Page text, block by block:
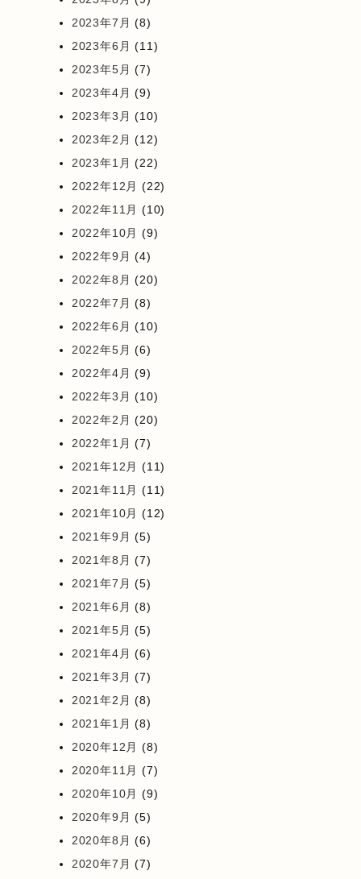
2023年7月 (8)
2023年6月 (11)
2023年5月 (7)
2023年4月 (9)
2023年3月 (10)
2023年2月 (12)
2023年1月 (22)
2022年12月 (22)
2022年11月 (10)
2022年10月 (9)
2022年9月 (4)
2022年8月 (20)
2022年7月 (8)
2022年6月 (10)
2022年5月 (6)
2022年4月 (9)
2022年3月 (10)
2022年2月 (20)
2022年1月 (7)
2021年12月 (11)
2021年11月 (11)
2021年10月 (12)
2021年9月 (5)
2021年8月 (7)
2021年7月 (5)
2021年6月 (8)
2021年5月 (5)
2021年4月 (6)
2021年3月 (7)
2021年2月 (8)
2021年1月 (8)
2020年12月 (8)
2020年11月 (7)
2020年10月 (9)
2020年9月 (5)
2020年8月 (6)
2020年7月 (7)